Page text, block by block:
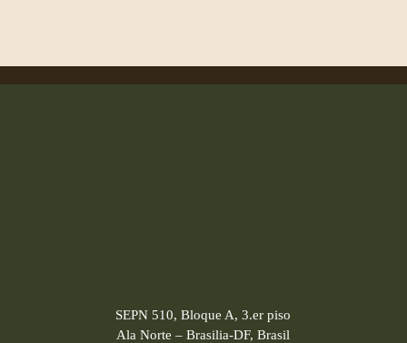
SEPN 510, Bloque A, 3.er piso
Ala Norte – Brasilia-DF, Brasil